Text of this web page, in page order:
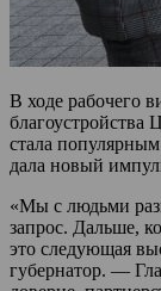
В ходе рабочего
благоустройства
стала
дала новый
«Мы с людьми
запрос. Дальше,
это следующая
губернатор. —